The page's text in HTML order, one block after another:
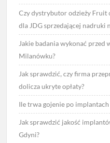
Czy dystrybutor odzieży Fruit
dla JDG sprzedającej nadruki
Jakie badania wykonać przed
Milanówku?
Jak sprawdzić, czy firma
dolicza ukryte opłaty?
Ile trwa gojenie po
Jak sprawdzić jakość
Gdyni?